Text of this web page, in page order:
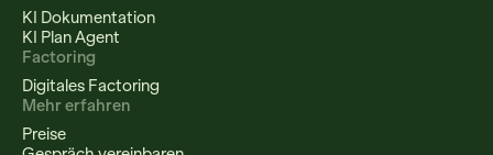
KI Dokumentation
KI Plan Agent
Factoring
Digitales Factoring
Mehr erfahren
Preise